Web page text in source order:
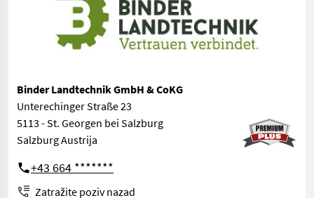
Binder Landtechnik GmbH & CoKG
Unterechinger Straße 23
5113 - St. Georgen bei Salzburg
Salzburg Austrija
+43 664 *******
Zatražite poziv nazad